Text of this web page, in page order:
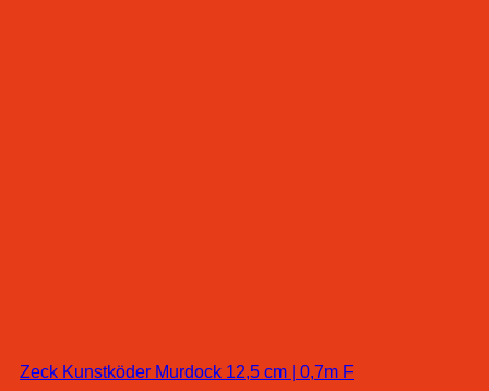
Zeck Kunstköder Murdock 12,5 cm | 0,7m F